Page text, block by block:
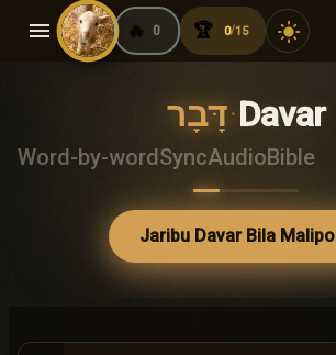
menu 🔥 0 🏆 0/15 light_mode
דָּבָר·Davar
Word-by-wordSyncAudioBible
Jaribu Davar Bila Malipo